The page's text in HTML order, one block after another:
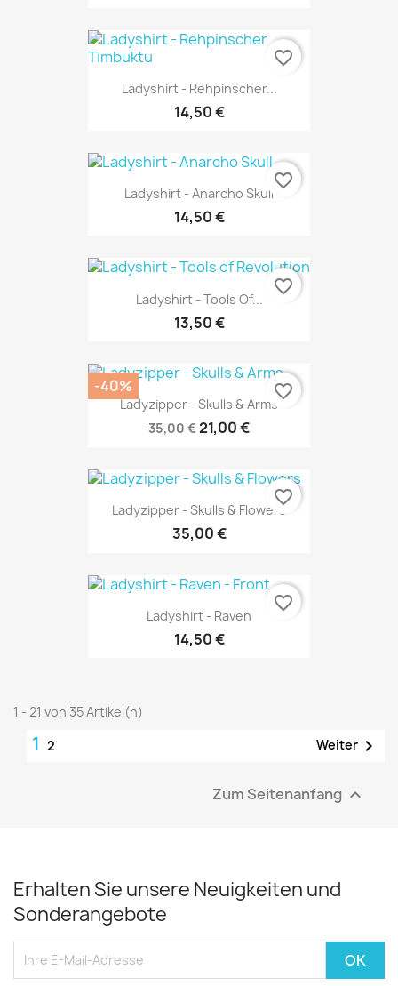
Ladyshirt - Rehpinscher...
14,50 €
favorite_border
Ladyshirt - Anarcho Skull
14,50 €
favorite_border
Ladyshirt - Tools Of...
13,50 €
favorite_border
Ladyzipper - Skulls & Arms
35,00 €21,00 €
-40% favorite_border
Ladyzipper - Skulls & Flowers
35,00 €
favorite_border
Ladyshirt - Raven
14,50 €
favorite_border
1 - 21 von 35 Artikel(n)
1 2 Weiter 
Zum Seitenanfang 
Erhalten Sie unsere Neuigkeiten und
Sonderangebote